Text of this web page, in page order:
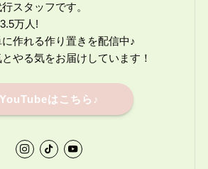
スタッフです。
万人!
作れる作り置きを配信中♪
やる気をお届けしています！
YouTubeはこちら♪